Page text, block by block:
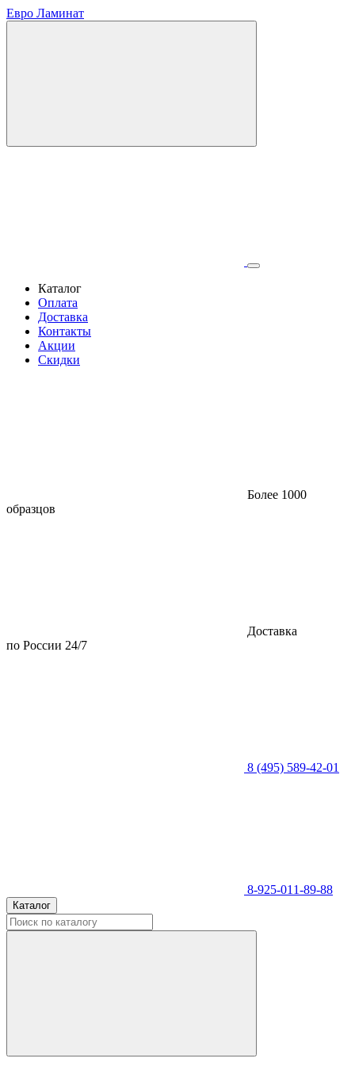
Евро Ламинат
Каталог
Оплата
Доставка
Контакты
Акции
Скидки
Более 1000
образцов
Доставка
по России 24/7
8 (495) 589-42-01
8-925-011-89-88
Каталог